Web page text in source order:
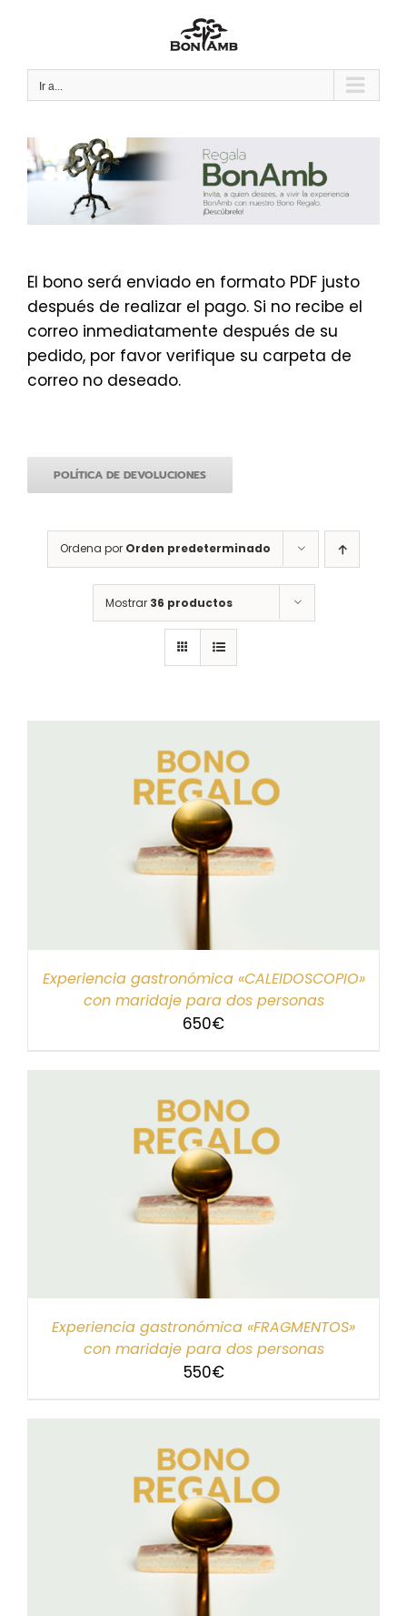
Ir a...
El bono será enviado en formato PDF justo
después de realizar el pago. Si no recibe el
correo inmediatamente después de su
pedido, por favor verifique su carpeta de
correo no deseado.
POLÍTICA DE DEVOLUCIONES
Ordena por Orden predeterminado
Mostrar 36 productos
Experiencia gastronómica «CALEIDOSCOPIO»
con maridaje para dos personas
650€
Experiencia gastronómica «FRAGMENTOS»
con maridaje para dos personas
550€